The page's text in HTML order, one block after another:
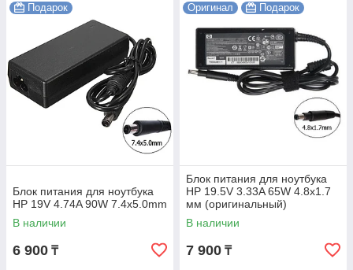
Подарок
Блок питания для ноутбука
HP 19V 4.74A 90W 7.4x5.0mm
В наличии
6 900 ₸
Оригинал Подарок
Блок питания для ноутбука
HP 19.5V 3.33A 65W 4.8х1.7
мм (оригинальный)
В наличии
7 900 ₸